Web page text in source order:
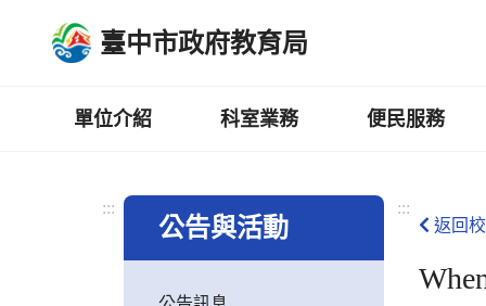
臺中市政府教育局
單位介紹 科室業務 便民服務
:::
公告與活動
:::
返回